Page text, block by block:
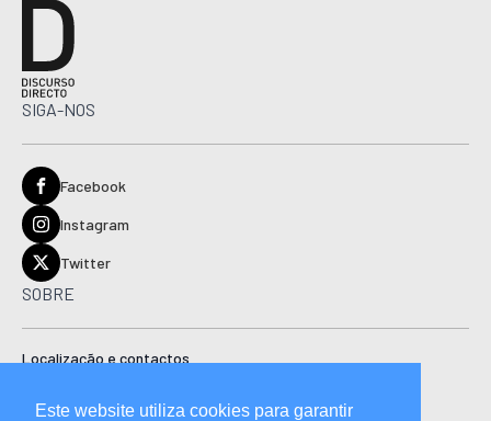
SIGA-NOS
Facebook
Instagram
Twitter
SOBRE
Localização e contactos
Este website utiliza cookies para garantir